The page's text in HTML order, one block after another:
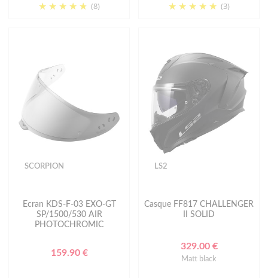
(8) (3)
SCORPION
Ecran KDS-F-03 EXO-GT
SP/1500/530 AIR
PHOTOCHROMIC
159.90 €
LS2
Casque FF817 CHALLENGER
II SOLID
329.00 €
Matt black